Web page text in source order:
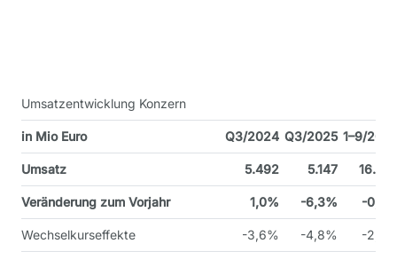
Umsatzentwicklung Konzern
in Mio Euro Q3/2024 Q3/2025 1–9/
Umsatz 5.492 5.147
Veränderung zum Vorjahr 1,0% -6,3% -
Wechselkurseffekte -3,6% -4,8% -